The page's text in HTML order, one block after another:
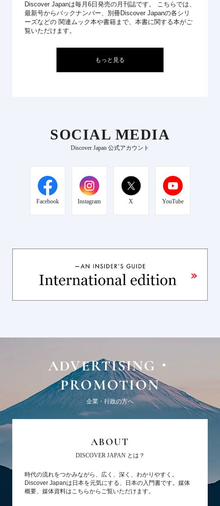
Discover Japanは毎月6日発売の月刊誌です。 こちらでは、
最新号からバックナンバー、別冊Discover Japanの各シリ
ーズなどの 関連ムック本や書籍まで、本書に関する本がご
覧いただけます。
もっと見る
SOCIAL MEDIA
Discover Japan 公式アカウント
Facebook Instagram X YouTube
ADVERTISING・
PROMOTION
企業・行政の方へ
ABOUT
DISCOVER JAPAN とは？
時代の流れをつかみながら、広く、深く、わかりやすく。
Discover Japanは日本を元気にする、日本の入門書です。媒体
概要、媒体資料はこちらからご覧いただけます。